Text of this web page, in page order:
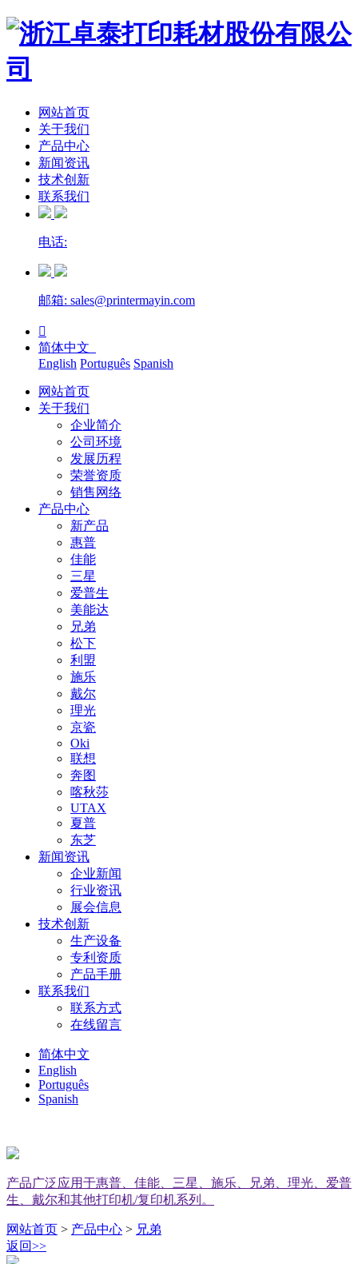
网站首页
关于我们
产品中心
新闻资讯
技术创新
联系我们
电话:
邮箱: sales@printermayin.com

简体中文
English Português Spanish
网站首页
关于我们
企业简介
公司环境
发展历程
荣誉资质
销售网络
产品中心
新产品
惠普
佳能
三星
爱普生
美能达
兄弟
松下
利盟
施乐
戴尔
理光
京瓷
Oki
联想
奔图
喀秋莎
UTAX
夏普
东芝
新闻资讯
企业新闻
行业资讯
展会信息
技术创新
生产设备
专利资质
产品手册
联系我们
联系方式
在线留言
简体中文
English
Português
Spanish
产品广泛应用于惠普、佳能、三星、施乐、兄弟、理光、爱普
生、戴尔和其他打印机/复印机系列。
网站首页 > 产品中心 > 兄弟
返回>>